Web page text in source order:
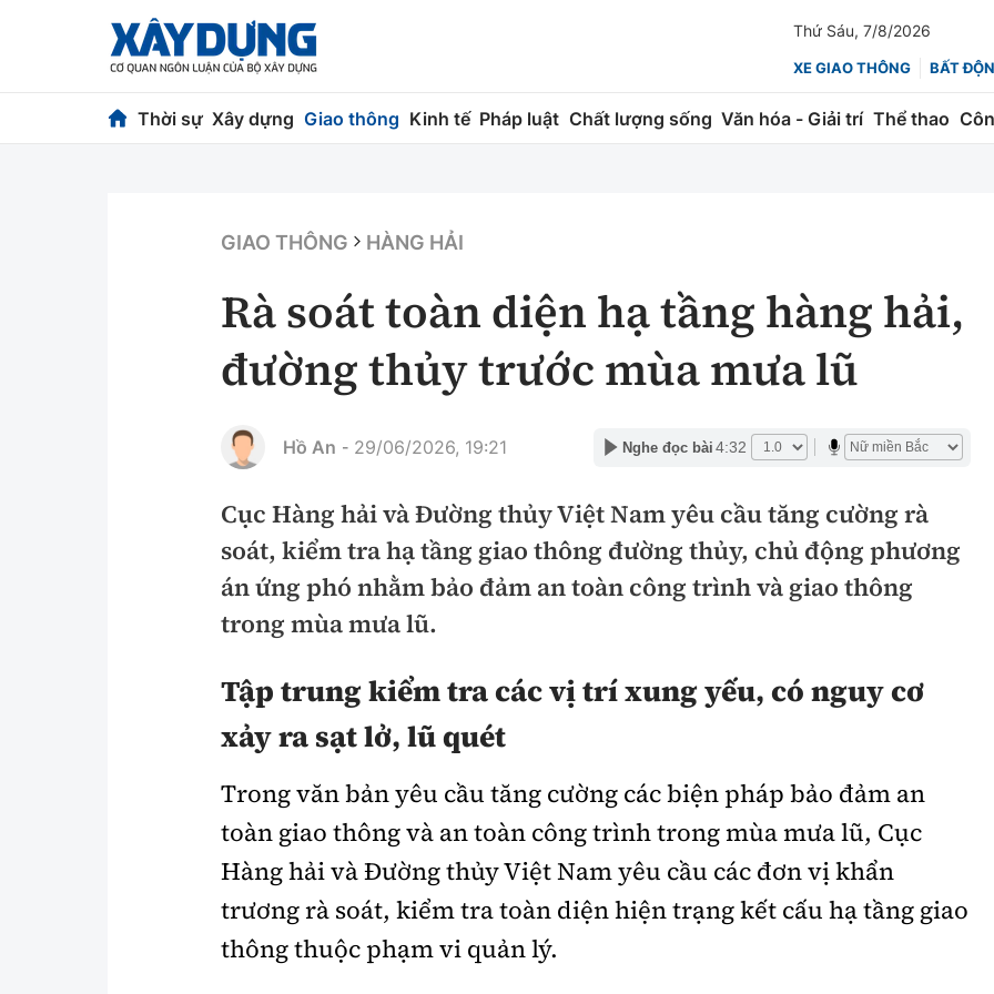
Thứ Sáu, 7/8/2026
XE GIAO THÔNG BẤT
Thời sự Xây dựng Giao thông Kinh tế Pháp luật Chất lượng sống Văn hóa - Giải trí Thể thao
Chuyện dọc đường
Chỉ đạo điều hành
Vật liệu xây dựng
Giám định chất lượng
Hàng không
Đường sắt
Đường sắt tốc độ cao
Đường thủy
Hàng hải
Nhà thầu
Chứng khoán
Bảo hiểm
Doanh nghiệp
An ninh hình sự
An toàn giao thông
Giao thông 24h
ATGT địa phương
Gương sáng giao thông
xem thêm
Văn hóa - Giải Trí Thể thao Công nghệ
GIAO THÔNG HÀNG HẢI
Rà soát toàn diện hạ tầng hàng hải,
đường thủy trước mùa mưa lũ
Hồ An - 29/06/2026, 19:21 Nghe đọc bài 4:32
Cục Hàng hải và Đường thủy Việt Nam yêu cầu tăng cường rà
soát, kiểm tra hạ tầng giao thông đường thủy, chủ động phương
án ứng phó nhằm bảo đảm an toàn công trình và giao thông
trong mùa mưa lũ.
Tập trung kiểm tra các vị trí xung yếu, có nguy cơ
xảy ra sạt lở, lũ quét
Trong văn bản yêu cầu tăng cường các biện pháp bảo đảm an
toàn giao thông và an toàn công trình trong mùa mưa lũ, Cục
Hàng hải và Đường thủy Việt Nam yêu cầu các đơn vị khẩn
trương rà soát, kiểm tra toàn diện hiện trạng kết cấu hạ tầng giao
thông thuộc phạm vi quản lý.